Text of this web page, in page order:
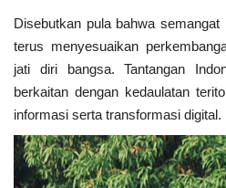
Desa & Kelurahan
Pertanian
Kesehatan
Disebutkan pula bahwa
terus menyesuaikan
jati diri bangsa. Tantangan
berkaitan dengan kedaulatan
informasi serta transformasi digital.